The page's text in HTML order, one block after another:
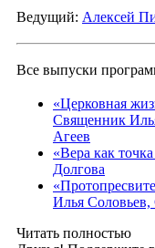
Ведущий: Алексей
Все выпуски
«Церковная
Священник
Агеев
«Вера как
Долгова
Илья
Читать полностью